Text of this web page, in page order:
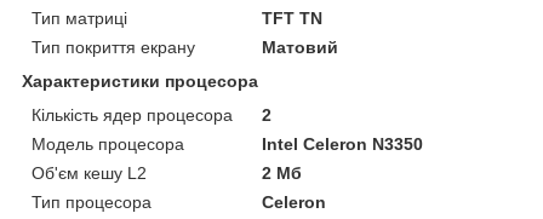
Тип матриці
TFT TN
Тип покриття екрану
Матовий
Характеристики процесора
Кількість ядер процесора
2
Модель процесора
Intel Celeron N3350
Об'єм кешу L2
2 Мб
Тип процесора
Celeron